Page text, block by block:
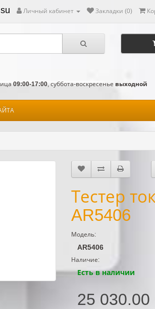
Личный кабинет Закладки (0)
09:00-17:00, суббота-воскресенье выходной
Тестер
AR5406
Модель:
AR5406
Наличие:
Есть в наличии
25 030.00